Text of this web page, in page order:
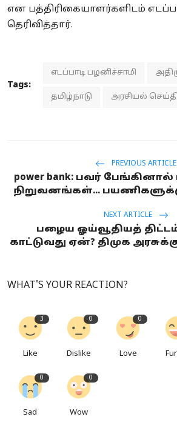
என பத்திரிகையாளர்களிடம்
தெரிவித்தார்.
Tags:
எடப்பாடி பழனிச்சாமி
தமிழ்நாடு அரசியல்
PREVIOUS ARTICLE
power bank: பவர்
நிறுவனங்கள்... பயணிகளுக்கு
NEXT ARTICLE
பழைய ஓய்வூதியத் திட்டம்:
காட்டுவது ஏன்? திமுக
WHAT'S YOUR REACTION?
3
Like
0
Dislike
0
Love
0
Sad
0
Wow